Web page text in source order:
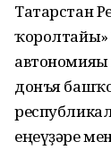
Татарстан
донъя
еңеүҙәре